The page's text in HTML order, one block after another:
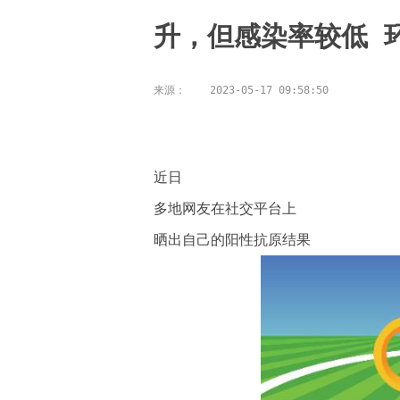
升，但感染率较低
来源： 2023-05-17 09:58:50
近日
多地网友在社交平台上
晒出自己的阳性抗原结果